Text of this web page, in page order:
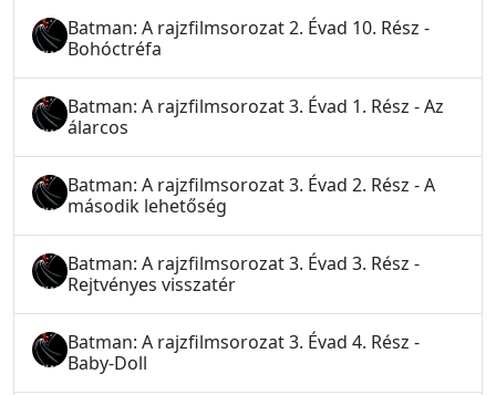
Batman: A rajzfilmsorozat 2. Évad 10. Rész -
Bohóctréfa
Batman: A rajzfilmsorozat 3. Évad 1. Rész - Az
álarcos
Batman: A rajzfilmsorozat 3. Évad 2. Rész - A
második lehetőség
Batman: A rajzfilmsorozat 3. Évad 3. Rész -
Rejtvényes visszatér
Batman: A rajzfilmsorozat 3. Évad 4. Rész -
Baby-Doll